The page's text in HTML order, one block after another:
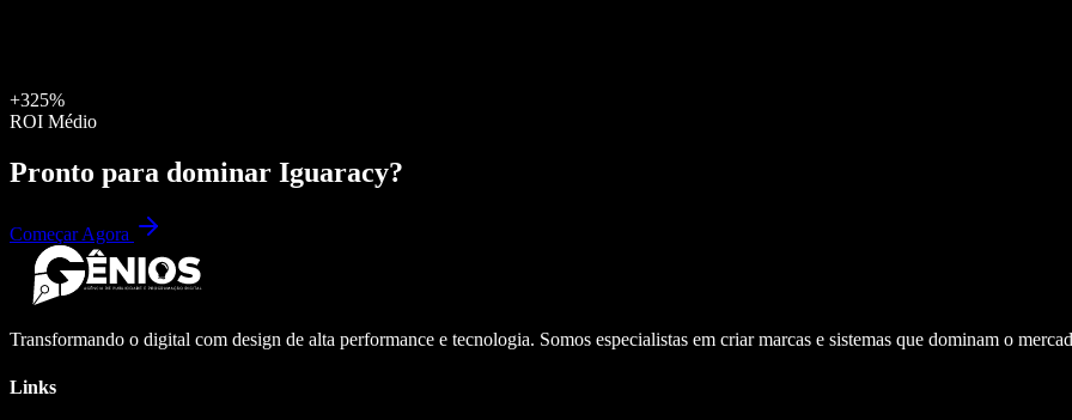
+325%
ROI Médio
Pronto para dominar Iguaracy?
Começar Agora
Transformando o digital com design de alta performance e tecnologia. Somos especialistas em criar marcas e sistemas que dominam o
Links